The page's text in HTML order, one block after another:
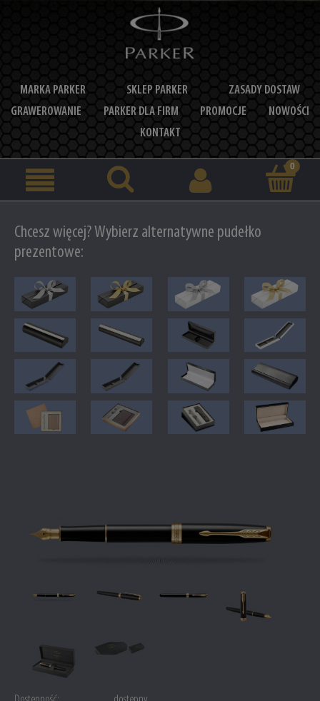
MARKA PARKER SKLEP PARKER
ZASADY DOSTAW
GRAWEROWANIE
PARKER DLA FIRM PROMOCJE
NOWOŚCI
KONTAKT
Chcesz więcej? Wybierz alternatywne pudełko
prezentowe: